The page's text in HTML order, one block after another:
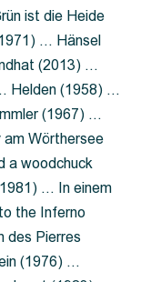
ist die Heide
… Hänsel
(2013) …
Helden (1958) …
(1967) …
Wörthersee
a woodchuck
… In einem
the Inferno
des Pierres
(1976) …